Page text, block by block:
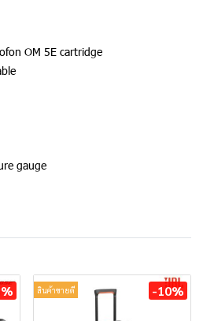
OM 5E cartridge
gauge
สินค้าขายดี -10%